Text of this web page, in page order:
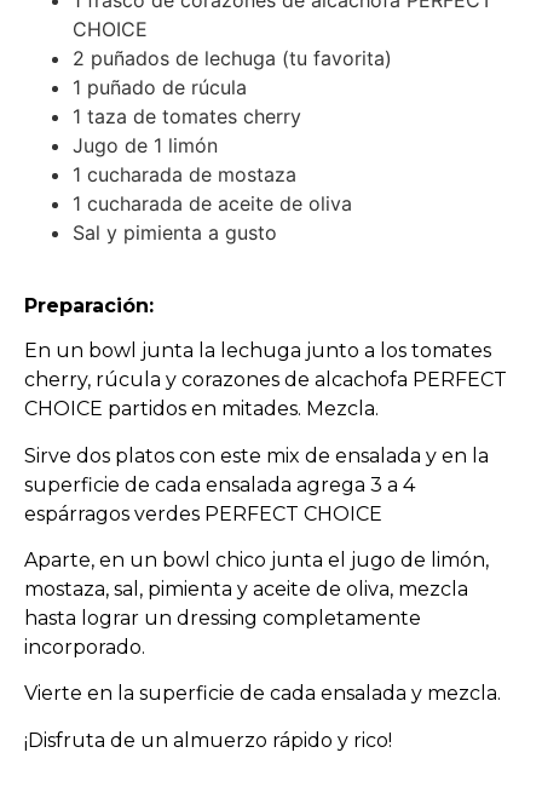
CHOICE
2 puñados de lechuga (tu favorita)
1 puñado de rúcula
1 taza de tomates cherry
Jugo de 1 limón
1 cucharada de mostaza
1 cucharada de aceite de oliva
Sal y pimienta a gusto
Preparación:
En un bowl junta la lechuga junto a los tomates
cherry, rúcula y corazones de alcachofa PERFECT
CHOICE partidos en mitades. Mezcla.
Sirve dos platos con este mix de ensalada y en la
superficie de cada ensalada agrega 3 a 4
espárragos verdes PERFECT CHOICE
Aparte, en un bowl chico junta el jugo de limón,
mostaza, sal, pimienta y aceite de oliva, mezcla
hasta lograr un dressing completamente
incorporado.
Vierte en la superficie de cada ensalada y mezcla.
¡Disfruta de un almuerzo rápido y rico!